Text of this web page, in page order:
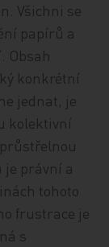
Všichni se
papírů a
Obsah
konkrétní
jednat, je
kolektivní
je právní a
tohoto
frustrace je
s